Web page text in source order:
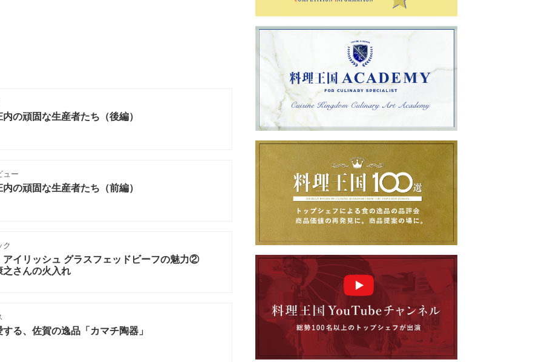
の頑固な生産者たち（後編）
ュー
の頑固な生産者たち（前編）
ク
アイリッシュ グラスフェッドビーフの魅力②
之さんの火入れ
る、佐賀の逸品「カマチ陶器」